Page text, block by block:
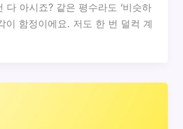
다 아시죠? 같은 평수라도 ‘비슷하
이 함정이에요. 저도 한 번 덜컥 계